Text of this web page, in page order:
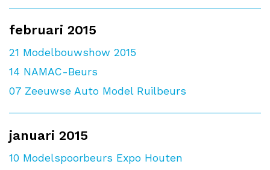
februari 2015
21 Modelbouwshow 2015
14 NAMAC-Beurs
07 Zeeuwse Auto Model Ruilbeurs
januari 2015
10 Modelspoorbeurs Expo Houten